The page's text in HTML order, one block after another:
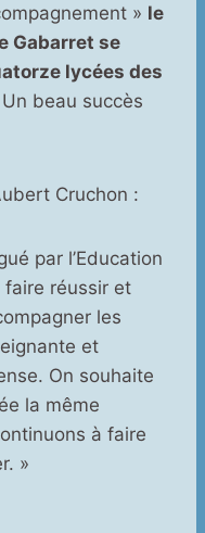
» le
Gabarret se
lycées des
beau succès
Cruchon :
par l’Education
faire réussir et
les
et
On souhaite
la même
à faire
»